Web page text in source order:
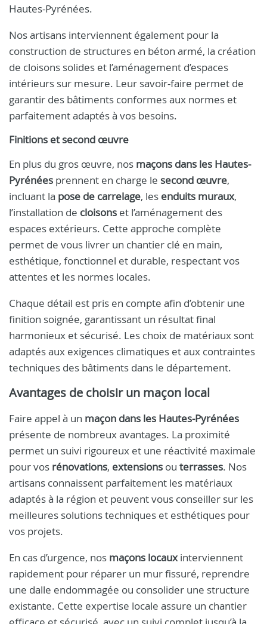
Hautes-Pyrénées.
Nos artisans interviennent également pour la
construction de structures en béton armé, la création
de cloisons solides et l’aménagement d’espaces
intérieurs sur mesure. Leur savoir-faire permet de
garantir des bâtiments conformes aux normes et
parfaitement adaptés à vos besoins.
Finitions et second œuvre
En plus du gros œuvre, nos maçons dans les Hautes-
Pyrénées prennent en charge le second œuvre,
incluant la pose de carrelage, les enduits muraux,
l’installation de cloisons et l’aménagement des
espaces extérieurs. Cette approche complète
permet de vous livrer un chantier clé en main,
esthétique, fonctionnel et durable, respectant vos
attentes et les normes locales.
Chaque détail est pris en compte afin d’obtenir une
finition soignée, garantissant un résultat final
harmonieux et sécurisé. Les choix de matériaux sont
adaptés aux exigences climatiques et aux contraintes
techniques des bâtiments dans le département.
Avantages de choisir un maçon local
Faire appel à un maçon dans les Hautes-Pyrénées
présente de nombreux avantages. La proximité
permet un suivi rigoureux et une réactivité maximale
pour vos rénovations, extensions ou terrasses. Nos
artisans connaissent parfaitement les matériaux
adaptés à la région et peuvent vous conseiller sur les
meilleures solutions techniques et esthétiques pour
vos projets.
En cas d’urgence, nos maçons locauxinterviennent
rapidement pour réparer un mur fissuré, reprendre
une dalle endommagée ou consolider une structure
existante. Cette expertise locale assure un chantier